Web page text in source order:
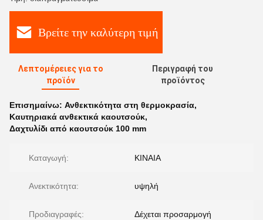
Βρείτε την καλύτερη τιμή
Λεπτομέρειες για το
προϊόν
Περιγραφή του
προϊόντος
Επισημαίνω: Ανθεκτικότητα στη θερμοκρασία,
Καυτηριακά ανθεκτικά καουτσούκ,
Δαχτυλίδι από καουτσούκ 100 mm
Καταγωγή: ΚΙΝΑΙΑ
Ανεκτικότητα: υψηλή
Προδιαγραφές: Δέχεται προσαρμογή